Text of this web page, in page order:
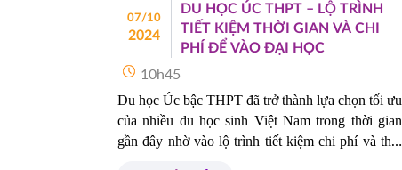
07/10
2024
DU HỌC ÚC THPT – LỘ TRÌNH
TIẾT KIỆM THỜI GIAN VÀ CHI
PHÍ ĐỂ VÀO ĐẠI HỌC
10h45
Du học Úc bậc THPT đã trở thành lựa chọn tối ưu
của nhiều du học sinh Việt Nam trong thời gian
gần đây nhờ vào lộ trình tiết kiệm chi phí và thời